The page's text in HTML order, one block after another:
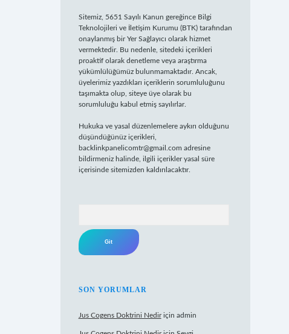
Sitemiz, 5651 Sayılı Kanun gereğince Bilgi
Teknolojileri ve İletişim Kurumu (BTK) tarafından
onaylanmış bir Yer Sağlayıcı olarak hizmet
vermektedir. Bu nedenle, sitedeki içerikleri
proaktif olarak denetleme veya araştırma
yükümlülüğümüz bulunmamaktadır. Ancak,
üyelerimiz yazdıkları içeriklerin sorumluluğunu
taşımakta olup, siteye üye olarak bu
sorumluluğu kabul etmiş sayılırlar.
Hukuka ve yasal düzenlemelere aykırı olduğunu
düşündüğünüz içerikleri,
backlinkpanelicomtr@gmail.com adresine
bildirmeniz halinde, ilgili içerikler yasal süre
içerisinde sitemizden kaldırılacaktır.
SON YORUMLAR
Jus Cogens Doktrini Nediriçin admin